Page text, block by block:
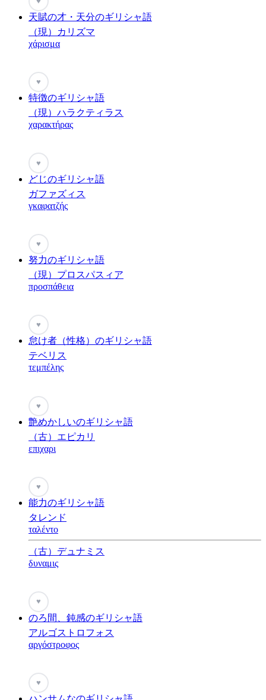
天賦の才・天分のギリシャ語
（現）カリズマ
χάρισμα
♥
特徴のギリシャ語
（現）ハラクティラス
χαρακτήρας
♥
どじのギリシャ語
ガファズィス
γκαφατζής
♥
努力のギリシャ語
（現）プロスパスィア
προσπάθεια
♥
怠け者（性格）のギリシャ語
テベリス
τεμπέλης
♥
艶めかしいのギリシャ語
（古）エピカリ
επιχαρι
♥
能力のギリシャ語
タレンド
ταλέντο
（古）デュナミス
δυναμις
♥
のろ間、鈍感のギリシャ語
アルゴストロフォス
αργόστροφος
♥